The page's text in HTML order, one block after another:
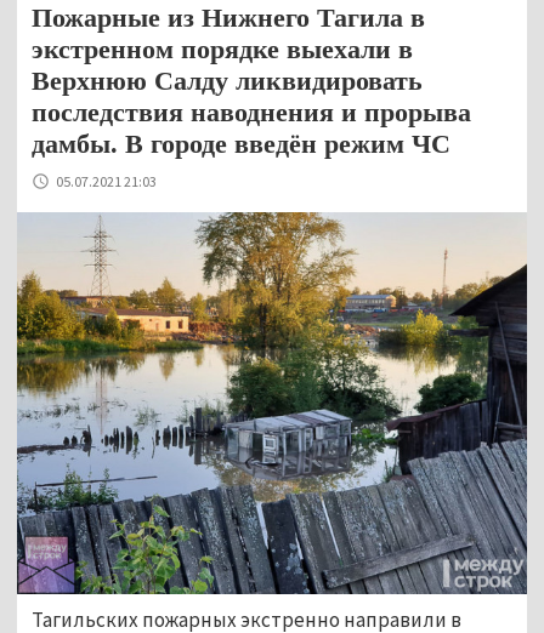
Пожарные из Нижнего Тагила в
экстренном порядке выехали в
Верхнюю Салду ликвидировать
последствия наводнения и прорыва
дамбы. В городе введён режим ЧС
05.07.2021 21:03
Тагильских пожарных экстренно направили в